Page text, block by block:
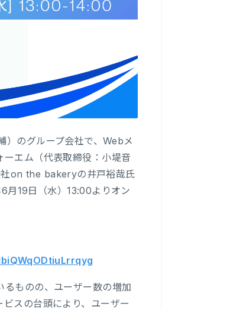
のグループ会社で、Webメ
ーエム（代表取締役：小堤音
社on the bakeryの井戸裕哉氏
月19日（水）13:00よりオン
るものの、ユーザー数の増加
スの台頭により、ユーザー